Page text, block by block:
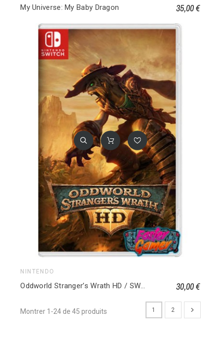
My Universe: My Baby Dragon 35,00 €
NINTENDO
Oddworld Stranger’s Wrath HD / SWITCH 30,00 €
Montrer 1-24 de 45 produits 1 2